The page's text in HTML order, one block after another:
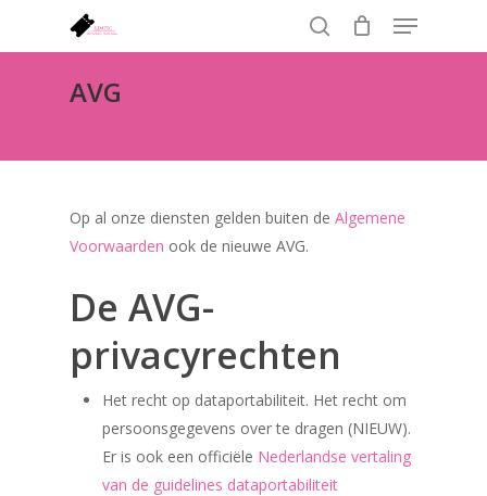
search
Menu
AVG
Op al onze diensten gelden buiten de Algemene
Voorwaarden ook de nieuwe AVG.
De AVG-
privacyrechten
Het recht op dataportabiliteit. Het recht om
persoonsgegevens over te dragen (NIEUW).
Er is ook een officiële Nederlandse vertaling
van de guidelines dataportabiliteit